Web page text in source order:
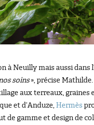
à Neuilly mais aussi dans
soins», précise
aux terreaux,
et d’Anduze, Hermès
de gamme et design de